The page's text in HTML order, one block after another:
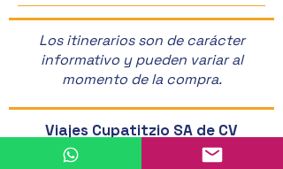
Los itinerarios son de carácter
informativo y pueden variar al
momento de la compra.
Viajes Cupatitzio SA de CV
Av Latinoamericana 7A